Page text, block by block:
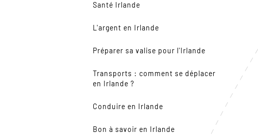
Santé Irlande
L'argent en Irlande
Préparer sa valise pour l'Irlande
Transports : comment se déplacer
en Irlande ?
Conduire en Irlande
Bon à savoir en Irlande